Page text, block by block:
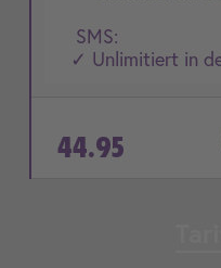
SMS:
✓ Unlimitiert in
44.95